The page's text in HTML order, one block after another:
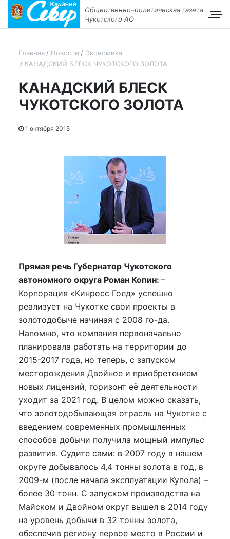
Общественно–политическая газета
Чукотского АО
Главная Новости
Экономика
КАНАДСКИЙ БЛЕСК ЧУКОТСКОГО ЗОЛОТА
КАНАДСКИЙ БЛЕСК
ЧУКОТСКОГО ЗОЛОТА
1 октября 2015
Прямая речь Губернатор Чукотского
автономного округа Роман Копин: –
Корпорация «Кинросс Голд» успешно
реализует на Чукотке свои проекты в
золотодобыче начиная с 2008 го-да.
Напомню, что компания первоначально
планировала работать на территории до
2015-2017 года, но теперь, с запуском
месторождения Двойное и приобретением
новых лицензий, горизонт её деятельности
уходит за 2021 год. В целом можно сказать,
что золотодобывающая отрасль на Чукотке с
введением современных промышленных
способов добычи получила мощный импульс
развития. Судите сами: в 2007 году в нашем
округе добывалось 4,4 тонны золота в год, в
2009-м (после начала эксплуатации Купола) –
более 30 тонн. С запуском производства на
Майском и Двойном округ вышел в 2014 году
на уровень добычи в 32 тонны золота,
обеспечив региону первое место в России и